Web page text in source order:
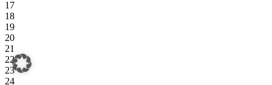
17
18
19
20
21
22
23
24